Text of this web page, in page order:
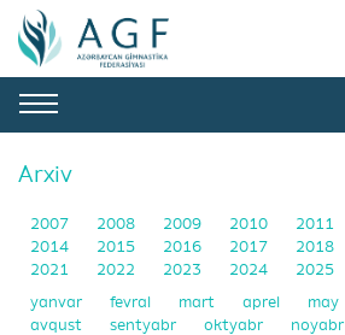
Arxiv
2007 2008 2009 2010 2011
2014
2015 2016 2017 2018
2021
2022 2023 2024 2025
yanvar fevral mart aprel may
avqust
sentyabr oktyabr noyabr